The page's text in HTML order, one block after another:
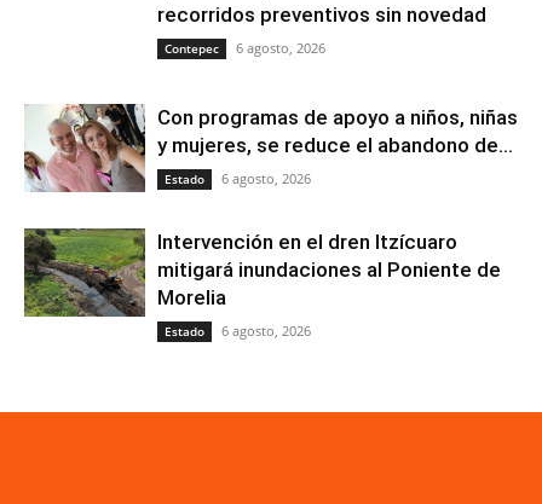
recorridos preventivos sin novedad
Contepec 6 agosto, 2026
Con programas de apoyo a niños, niñas
y mujeres, se reduce el abandono de...
Estado 6 agosto, 2026
Intervención en el dren Itzícuaro
mitigará inundaciones al Poniente de
Morelia
Estado 6 agosto, 2026